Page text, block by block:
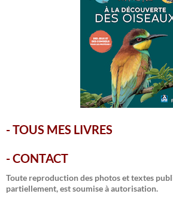
-TOUS MES LIVRES
-CONTACT
Toute reproduction des photos et textes
partiellement, est soumise à autorisation.